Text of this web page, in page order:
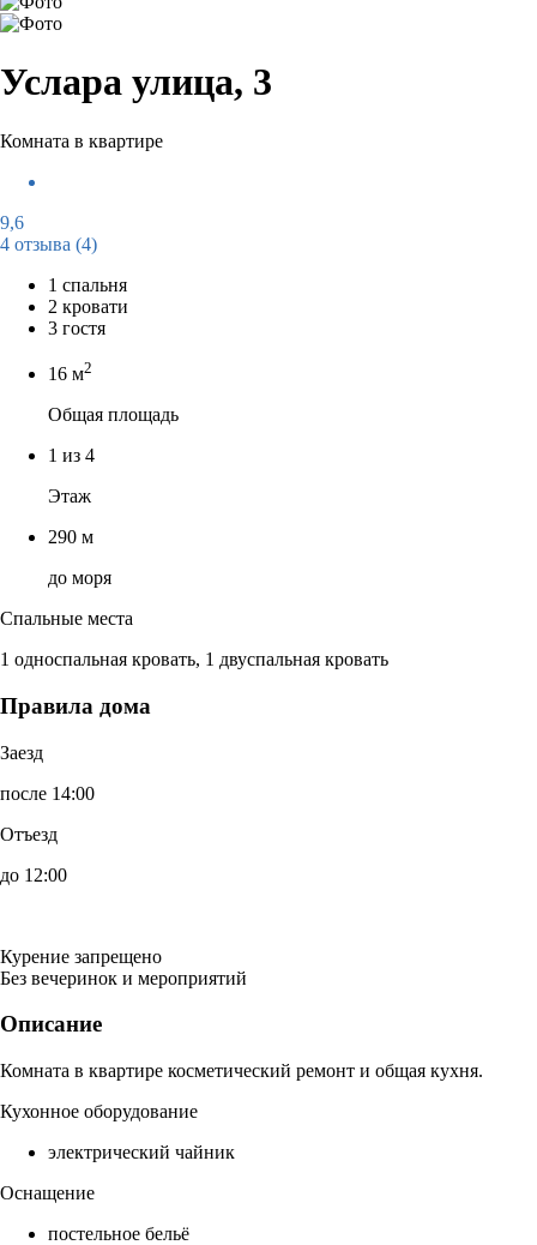
Услара улица, 3
Комната в квартире
9,6
4 отзыва (4)
1 спальня
2 кровати
3 гостя
16 м2
Общая площадь
1 из 4
Этаж
290 м
до моря
Спальные места
1 односпальная кровать, 1 двуспальная кровать
Правила дома
Заезд
после 14:00
Отъезд
до 12:00
Курение запрещено
Без вечеринок и мероприятий
Описание
Комната в квартире косметический ремонт и общая кухня.
Кухонное оборудование
электрический чайник
Оснащение
постельное бельё